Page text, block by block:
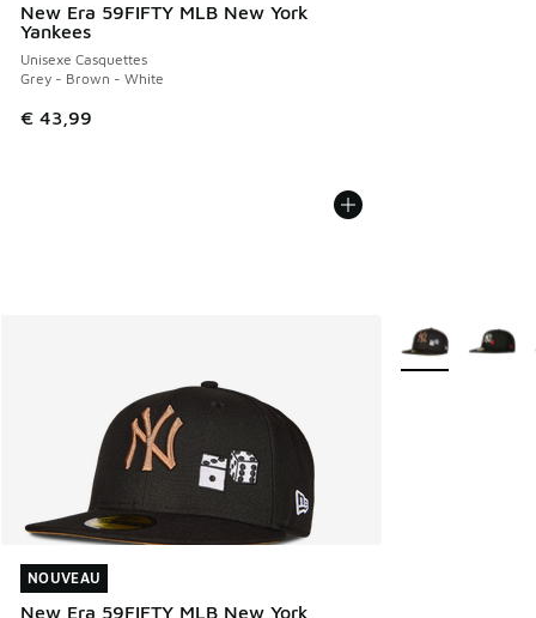
New Era 59FIFTY MLB New York
Yankees
Unisexe Casquettes
Grey - Brown - White
€ 43,99
NOUVEAU
New Era 59FIFTY MLB New York
NOUVEAU
Plus de couleurs